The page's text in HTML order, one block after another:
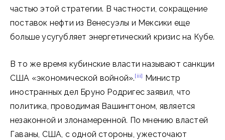
частью этой стратегии. В частности, сокращение
поставок нефти из Венесуэлы и Мексики еще
больше усугубляет энергетический кризис на Кубе.
В то же время кубинские власти называют санкции
США «экономической войной».[iii] Министр
иностранных дел Бруно Родригес заявил, что
политика, проводимая Вашингтоном, является
незаконной и злонамеренной. По мнению властей
Гаваны, США, с одной стороны, ужесточают